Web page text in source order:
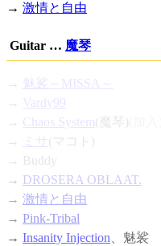
→ 激情と自由
Guitar … 魔琴
→
魅裟～MISSA～
→ Vardy99
→ Chaos System(魔琴)
→
ミサ (マコト)
→ Buddy
→ DROSERA OBLAAT.
→ 激情と自由
→ Pink-Tribal
→ Insanity Injection 、魅裟